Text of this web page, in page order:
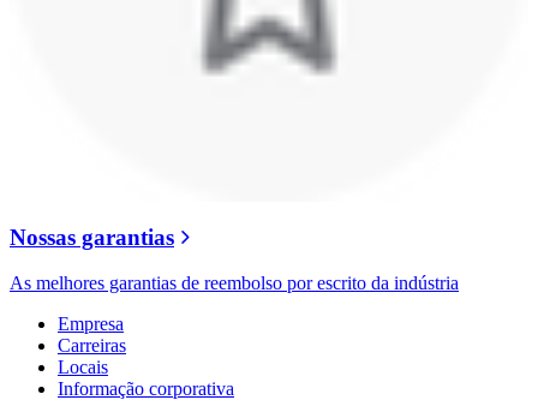
Nossas garantias
As melhores garantias de reembolso por escrito da indústria
Empresa
Carreiras
Locais
Informação corporativa